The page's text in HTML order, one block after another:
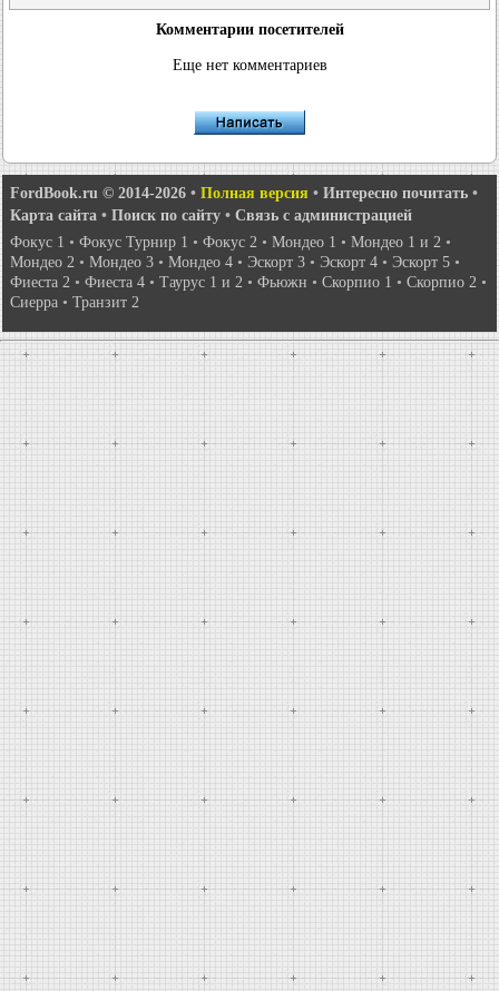
Комментарии посетителей
Еще нет комментариев
FordBook.ru © 2014-2026 • Полная версия • Интересно почитать •
Карта сайта • Поиск по сайту • Связь с администрацией
Фокус 1 • Фокус Турнир 1 • Фокус 2 • Мондео 1 • Мондео 1 и 2 •
Мондео 2 • Мондео 3 • Мондео 4 • Эскорт 3 • Эскорт 4 • Эскорт 5 •
Фиеста 2 • Фиеста 4 • Таурус 1 и 2 • Фьюжн • Скорпио 1 • Скорпио 2 •
Сиерра • Транзит 2